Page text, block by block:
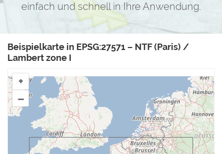
einfach und schnell in Ihre Anwendung.
Beispielkarte in EPSG:27571 – NTF (Paris) /
Lambert zone I
+
–